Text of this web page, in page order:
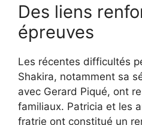
Des liens
épreuves
Les récentes difficultés
Shakira, notamment sa
avec Gerard Piqué, ont
familiaux. Patricia et les
fratrie ont constitué un